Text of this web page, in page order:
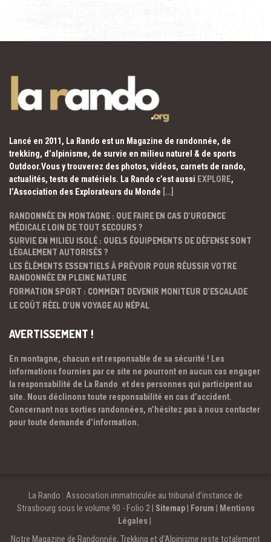
Lancé en 2011, La Rando est un Magazine de randonnée, de
trekking, d’alpinisme, de survie en milieu naturel & de sports
Outdoor.Vous y trouverez des photos, vidéos, carnets de rando,
actualités, tests de matériels. La Rando c’est aussi EXPLORE,
l’Association des Explorateurs du Monde […]
RANDONNÉE EN MONTAGNE : QUE FAIRE EN CAS D’URGENCE
MÉDICALE LOIN DE TOUT SECOURS ?
SURVIE EN MILIEU ISOLÉ : QUELS ÉQUIPEMENTS DE DÉFENSE SONT
LÉGALEMENT AUTORISÉS ?
LES ÉLÉMENTS ESSENTIELS À PRÉVOIR POUR RÉUSSIR VOTRE
RANDONNÉE EN PLEINE NATURE
FORMATION SPORT : COMMENT DEVENIR MONITEUR D’ESCALADE
LE COÛT RÉEL D’UN VOYAGE AU NÉPAL
AVERTISSEMENT !
En montagne, chacun est responsable de sa sécurité ! Les
informations fournies par ce site ne pourront en aucun cas engager
la responsabilité de La Rando et des personnes qui participent au
site. Nous déclinons toute responsabilité en cas d’accident.
Concernant nos sorties randonnées, n’hésitez pas à nous contacter
pour toute demande d’information.
La Rando : Association immatriculée au tribunal d’instance de
Strasbourg sous le volume 90 - Folio 2 | Sitemap| Forum
Mentions
Légales
Notre Magazine de Randonnée, Trekking et d'Alpinisme reste totalement